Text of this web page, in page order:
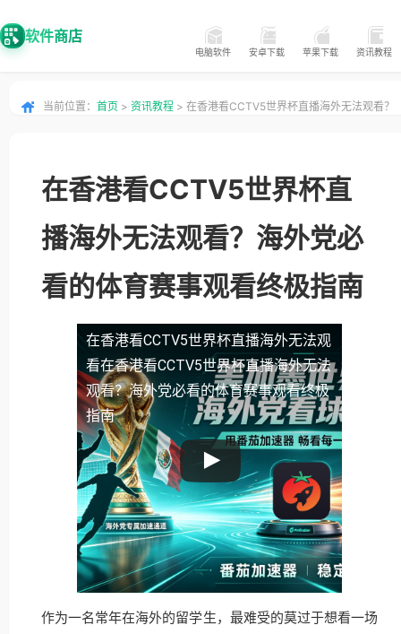
软件商店
电脑软件 安卓下载 苹果下载 资讯教程
当前位置： 首页 > 资讯教程 > 在香港看CCTV5世界杯直播海外无法观看？
在香港看CCTV5世界杯直
播海外无法观看？海外党必
看的体育赛事观看终极指南
在香港看CCTV5世界杯直播海外无法观
看在香港看CCTV5世界杯直播海外无法
观看？海外党必看的体育赛事观看终极
指南
作为一名常年在海外的留学生，最难受的莫过于想看一场